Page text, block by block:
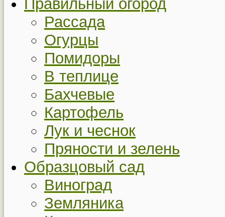
Правильный огород
Рассада
Огурцы
Помидоры
В теплице
Бахчевые
Картофель
Лук и чеснок
Пряности и зелень
Образцовый сад
Виноград
Земляника